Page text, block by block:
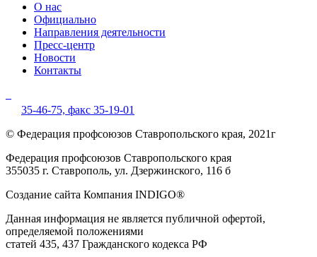
О нас
Официально
Направления деятельности
Пресс-центр
Новости
Контакты
35-46-75, факс 35-19-01
© Федерация профсоюзов Ставропольского края, 2021г
Федерация профсоюзов Ставропольского края
355035 г. Ставрополь, ул. Дзержинского, 116 б
Создание сайта Компания INDIGO®
Данная информация не является публичной офертой,
определяемой положениями
статей 435, 437 Гражданского кодекса РФ